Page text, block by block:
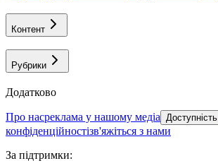
Контент
Рубрики
Додатково
про насреклама у нашому медіа Доступність
конфіденційностізв'яжіться з нами
За підтримки: